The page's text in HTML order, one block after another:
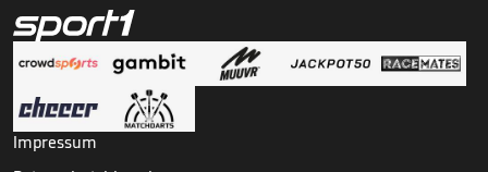
Impressum